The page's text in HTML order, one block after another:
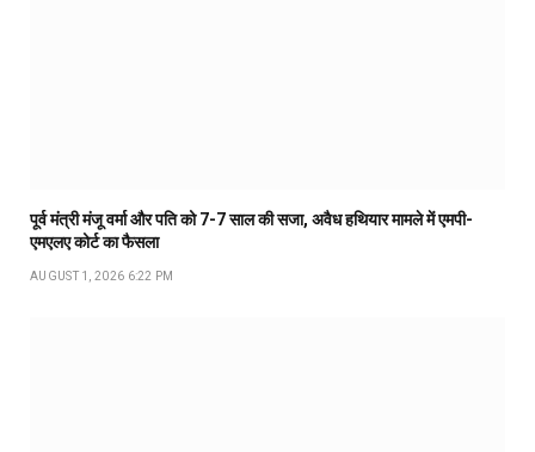
पूर्व मंत्री मंजू वर्मा और पति को 7-7 साल की सजा, अवैध हथियार मामले में एमपी-
एमएलए कोर्ट का फैसला
AUGUST 1, 2026 6:22 PM